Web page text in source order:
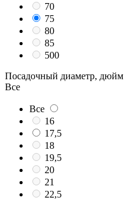
70
75
80
85
500
Посадочный диаметр, дюйм
Все
Все
16
17,5
18
19,5
20
21
22,5